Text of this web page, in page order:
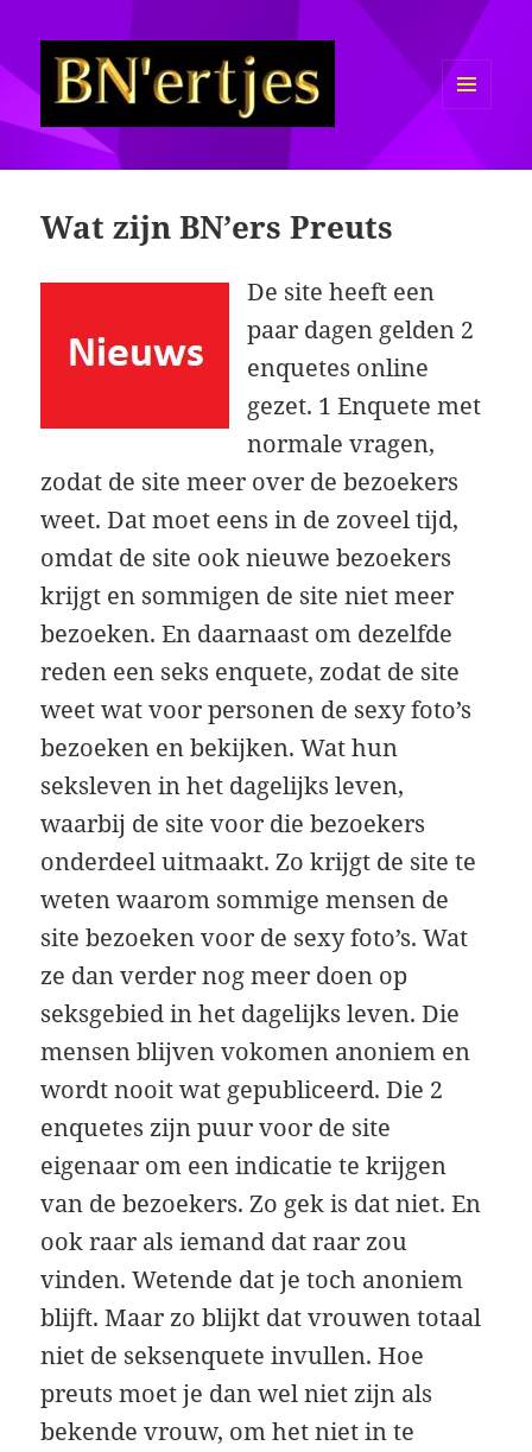
Sexy BN'ers / Bekende
Wat zijn BN’ers Preuts
De site heeft een
paar dagen gelden 2
enquetes online
gezet. 1 Enquete met
normale vragen,
zodat de site meer over de bezoekers
weet. Dat moet eens in de zoveel tijd,
omdat de site ook nieuwe bezoekers
krijgt en sommigen de site niet meer
bezoeken. En daarnaast om dezelfde
reden een seks enquete, zodat de site
weet wat voor personen de sexy foto’s
bezoeken en bekijken. Wat hun
seksleven in het dagelijks leven,
waarbij de site voor die bezoekers
onderdeel uitmaakt. Zo krijgt de site te
weten waarom sommige mensen de
site bezoeken voor de sexy foto’s. Wat
ze dan verder nog meer doen op
seksgebied in het dagelijks leven. Die
mensen blijven vokomen anoniem en
wordt nooit wat gepubliceerd. Die 2
enquetes zijn puur voor de site
eigenaar om een indicatie te krijgen
van de bezoekers. Zo gek is dat niet. En
ook raar als iemand dat raar zou
vinden. Wetende dat je toch anoniem
blijft. Maar zo blijkt dat vrouwen totaal
niet de seksenquete invullen. Hoe
preuts moet je dan wel niet zijn als
bekende vrouw, om het niet in te